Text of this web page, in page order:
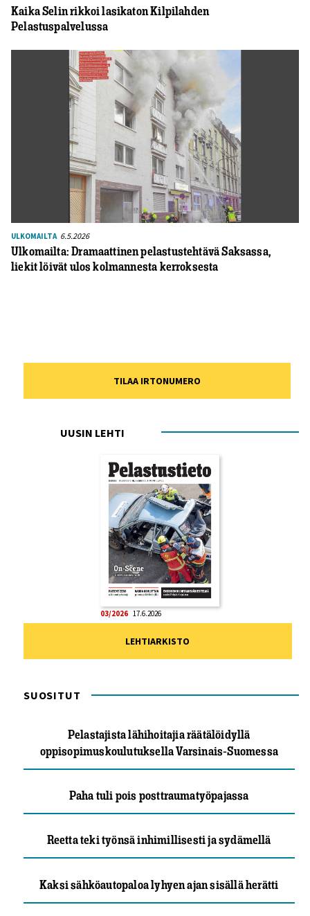
Kaika Selin rikkoi lasikaton Kilpilahden
Pelastuspalvelussa
ULKOMAILTA 6.5.2026
Ulkomailta: Dramaattinen pelastustehtävä Saksassa,
liekit löivät ulos kolmannesta kerroksesta
TILAA IRTONUMERO
UUSIN LEHTI
03/2026 17.6.2026
LEHTIARKISTO
SUOSITUT
Pelastajista lähihoitajia räätälöidyllä
oppisopimuskoulutuksella Varsinais-Suomessa
Paha tuli pois posttraumatyöpajassa
Reetta teki työnsä inhimillisesti ja sydämellä
Kaksi sähköautopaloa lyhyen ajan sisällä herätti